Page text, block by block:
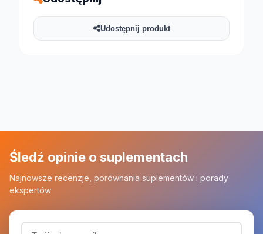
Udostępnij produkt
Śledź opinie o suplementach
Najnowsze recenzje, porównania suplementów i porady
ekspertów
Adres email (wymagany)